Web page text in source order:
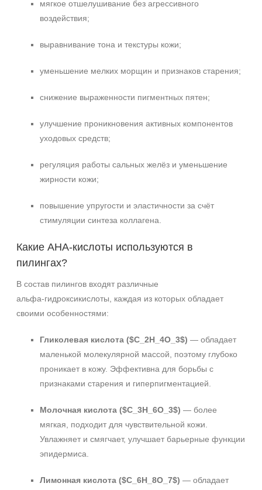
мягкое отшелушивание без агрессивного
воздействия;
выравнивание тона и текстуры кожи;
уменьшение мелких морщин и признаков старения;
снижение выраженности пигментных пятен;
улучшение проникновения активных компонентов
уходовых средств;
регуляция работы сальных желёз и уменьшение
жирности кожи;
повышение упругости и эластичности за счёт
стимуляции синтеза коллагена.
Какие АНА‑кислоты используются в
пилингах?
В состав пилингов входят различные
альфа‑гидроксикислоты, каждая из которых обладает
своими особенностями:
Гликолевая кислота ($C_2H_4O_3$) — обладает
маленькой молекулярной массой, поэтому глубоко
проникает в кожу. Эффективна для борьбы с
признаками старения и гиперпигментацией.
Молочная кислота ($C_3H_6O_3$) — более
мягкая, подходит для чувствительной кожи.
Увлажняет и смягчает, улучшает барьерные функции
эпидермиса.
Лимонная кислота ($C_6H_8O_7$) — обладает
Не показывать предложение о консультации